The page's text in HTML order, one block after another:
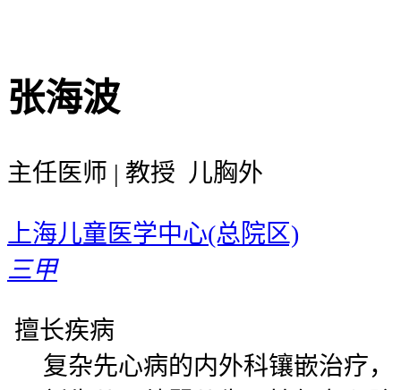
张海波
主任医师 | 教授 儿胸外
上海儿童医学中心(总院区)
三甲
擅长疾病
复杂先心病的内外科镶嵌治疗，